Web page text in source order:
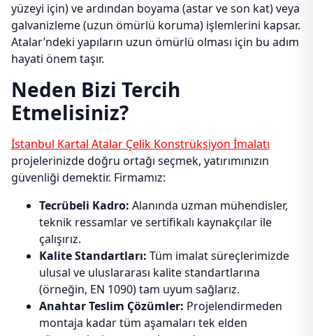
yüzeyi için) ve ardından boyama (astar ve son kat) veya
galvanizleme (uzun ömürlü koruma) işlemlerini kapsar.
Atalar’ndeki yapıların uzun ömürlü olması için bu adım
hayati önem taşır.
Neden Bizi Tercih
Etmelisiniz?
İstanbul Kartal Atalar Çelik Konstrüksiyon İmalatı
projelerinizde doğru ortağı seçmek, yatırımınızın
güvenliği demektir. Firmamız:
Tecrübeli Kadro: Alanında uzman mühendisler,
teknik ressamlar ve sertifikalı kaynakçılar ile
çalışırız.
Kalite Standartları: Tüm imalat süreçlerimizde
ulusal ve uluslararası kalite standartlarına
(örneğin, EN 1090) tam uyum sağlarız.
Anahtar Teslim Çözümler: Projelendirmeden
montaja kadar tüm aşamaları tek elden